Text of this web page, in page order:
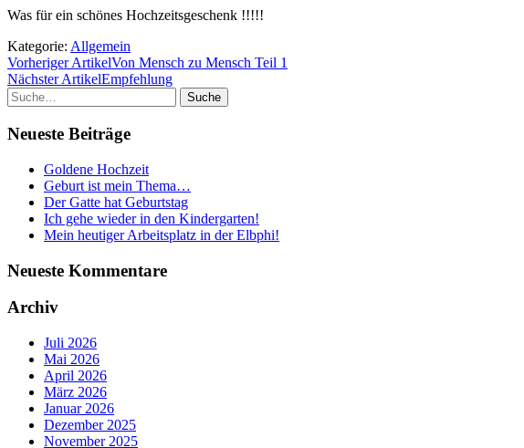
Was für ein schönes Hochzeitsgeschenk !!!!!
Kategorie: Allgemein
Vorheriger ArtikelVon Mensch zu Mensch Teil 1
Nächster ArtikelEmpfehlung
Suche
Neueste Beiträge
Goldene Hochzeit
Geburt ist mein Thema…
Der Gatte hat Geburtstag
Ich gehe wieder in den Kindergarten!
Mein heutiger Arbeitsplatz in der Elbphi!
Neueste Kommentare
Archiv
Juli 2026
Mai 2026
April 2026
März 2026
Januar 2026
Dezember 2025
November 2025